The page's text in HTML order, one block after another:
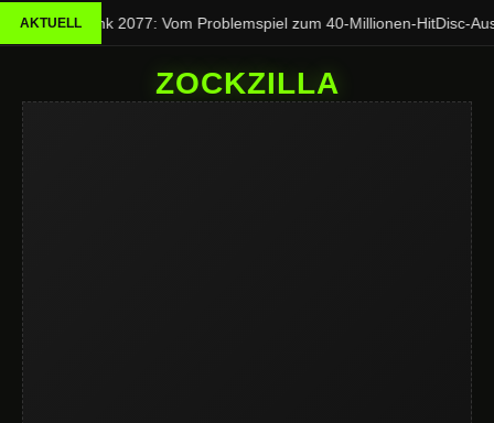
AKTUELL
Cyberpunk 2077: Vom Problemspiel zum 40-Millionen-HitDisc-Aus
ZOCKZILLA